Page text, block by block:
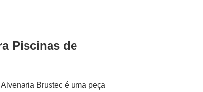
Piscinas de
Brustec é uma peça